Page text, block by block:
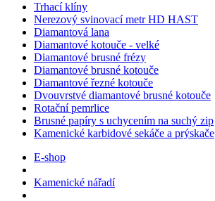
Trhací klíny
Nerezový svinovací metr HD HAST
Diamantová lana
Diamantové kotouče - velké
Diamantové brusné frézy
Diamantové brusné kotouče
Diamantové řezné kotouče
Dvouvrstvé diamantové brusné kotouče
Rotační pemrlice
Brusné papíry s uchycením na suchý zip
Kamenické karbidové sekáče a prýskače
E-shop
Kamenické nářadí